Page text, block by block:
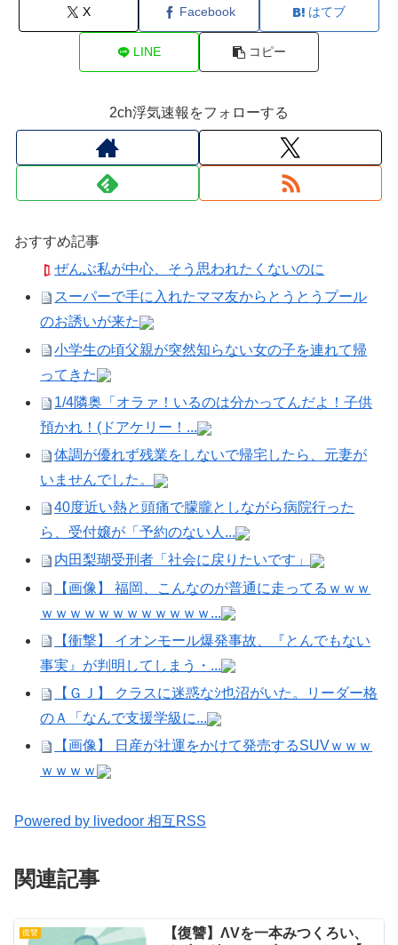
X Facebook はてブ
LINE コピー
2ch浮気速報をフォローする
おすすめ記事
ぜんぶ私が中心、そう思われたくないのに
スーパーで手に入れたママ友からとうとうプール
のお誘いが来た
小学生の頃父親が突然知らない女の子を連れて帰
ってきた
1/4隣奥「オラァ！いるのは分かってんだよ！子供
預かれ！(ドアケリー！...
体調が優れず残業をしないで帰宅したら、元妻が
いませんでした。
40度近い熱と頭痛で朦朧としながら病院行った
ら、受付嬢が「予約のない人...
内田梨瑚受刑者「社会に戻りたいです」
【画像】 福岡、こんなのが普通に走ってるｗｗｗ
ｗｗｗｗｗｗｗｗｗｗｗｗ...
【衝撃】 イオンモール爆発事故、『とんでもない
事実』が判明してしまう・...
【ＧＪ】 クラスに迷惑なｼ也沼がいた。リーダー格
のＡ「なんで支援学級に...
【画像】 日産が社運をかけて発売するSUVｗｗｗ
ｗｗｗｗ
Powered by livedoor 相互RSS
関連記事
復讐
【復讐】ΛVを一本みつくろい、